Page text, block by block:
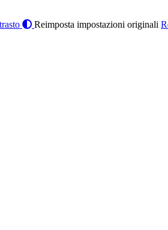
Reimposta impostazioni originali